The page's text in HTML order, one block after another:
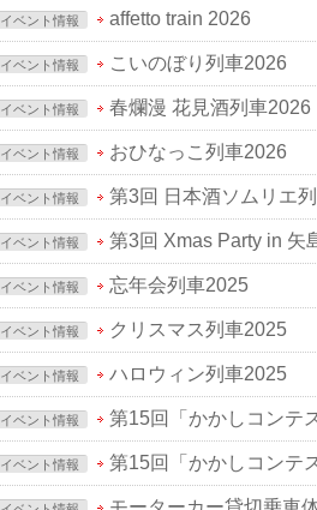
イベント情報 affetto train 2026
イベント情報 こいのぼり列車2026
イベント情報 春爛漫 花見酒列車2026
イベント情報 おひなっこ列車2026
イベント情報 第3回 日本酒ソムリエ
イベント情報 第3回 Xmas Party in 矢
イベント情報 忘年会列車2025
イベント情報 クリスマス列車2025
イベント情報 ハロウィン列車2025
イベント情報 第15回「かかしコンテ
イベント情報 第15回「かかしコンテ